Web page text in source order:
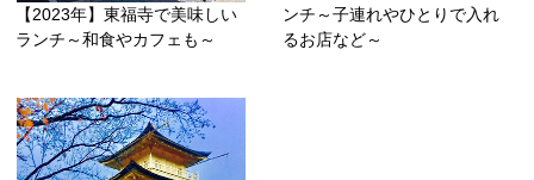
【2023年】東福寺で美味しい
ランチ～和食やカフェも～
ンチ～子連れやひとりで入れ
るお店など～